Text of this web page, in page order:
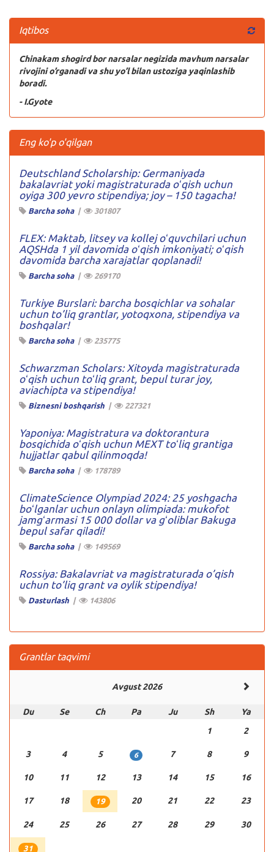
Iqtibos
Chinakam shogird bor narsalar negizida mavhum narsalar
rivojini o’rganadi va shu yo’l bilan ustoziga yaqinlashib
boradi.
- I.Gyote
Eng ko'p o'qilgan
Deutschland Scholarship: Germaniyada
bakalavriat yoki magistraturada oʻqish uchun
oyiga 300 yevro stipendiya; joy – 150 tagacha!
Barcha soha| 301807
FLEX: Maktab, litsey va kollej oʻquvchilari uchun
AQSHda 1 yil davomida oʻqish imkoniyati; oʻqish
davomida barcha xarajatlar qoplanadi!
Barcha soha| 269170
Turkiye Burslari: barcha bosqichlar va sohalar
uchun to’liq grantlar, yotoqxona, stipendiya va
boshqalar!
Barcha soha| 235775
Schwarzman Scholars: Xitoyda magistraturada
oʻqish uchun toʻliq grant, bepul turar joy,
aviachipta va stipendiya!
Biznesni boshqarish | 227321
Yaponiya: Magistratura va doktorantura
bosqichida oʻqish uchun MEXT toʻliq grantiga
hujjatlar qabul qilinmoqda!
Barcha soha| 178789
ClimateScience Olympiad 2024: 25 yoshgacha
boʻlganlar uchun onlayn olimpiada: mukofot
jamgʻarmasi 15 000 dollar va gʻoliblar Bakuga
bepul safar qiladi!
Barcha soha| 149569
Rossiya: Bakalavriat va magistraturada o’qish
uchun to’liq grant va oylik stipendiya!
Dasturlash | 143806
Grantlar taqvimi
Avgust 2026
Du Se Ch Pa Ju Sh
Ya
1
2
3 4 5 6 7 8 9
10 11 12 13 14 15 16
17 18 19 20 21 22 23
24 25 26 27 28 29 30
31